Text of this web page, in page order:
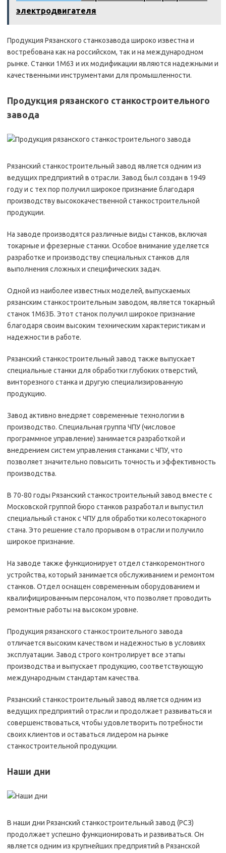
электродвигателя
Продукция Рязанского станкозавода широко известна и
востребована как на российском, так и на международном
рынке. Станки 1М63 и их модификации являются надежными и
качественными инструментами для промышленности.
Продукция рязанского станкостроительного
завода
Рязанский станкостроительный завод является одним из
ведущих предприятий в отрасли. Завод был создан в 1949
году и с тех пор получил широкое признание благодаря
производству высококачественной станкостроительной
продукции.
На заводе производятся различные виды станков, включая
токарные и фрезерные станки. Особое внимание уделяется
разработке и производству специальных станков для
выполнения сложных и специфических задач.
Одной из наиболее известных моделей, выпускаемых
рязанским станкостроительным заводом, является токарный
станок 1М63Б. Этот станок получил широкое признание
благодаря своим высоким техническим характеристикам и
надежности в работе.
Рязанский станкостроительный завод также выпускает
специальные станки для обработки глубоких отверстий,
винторезного станка и другую специализированную
продукцию.
Завод активно внедряет современные технологии в
производство. Специальная группа ЧПУ (числовое
программное управление) занимается разработкой и
внедрением систем управления станками с ЧПУ, что
позволяет значительно повысить точность и эффективность
производства.
В 70-80 годы Рязанский станкостроительный завод вместе с
Московской группой бюро станков разработал и выпустил
специальный станок с ЧПУ для обработки колесотокарного
стана. Это решение стало прорывом в отрасли и получило
широкое признание.
На заводе также функционирует отдел станкоремонтного
устройства, который занимается обслуживанием и ремонтом
станков. Отдел оснащен современным оборудованием и
квалифицированным персоналом, что позволяет проводить
ремонтные работы на высоком уровне.
Продукция рязанского станкостроительного завода
отличается высоким качеством и надежностью в условиях
эксплуатации. Завод строго контролирует все этапы
производства и выпускает продукцию, соответствующую
международным стандартам качества.
Рязанский станкостроительный завод является одним из
ведущих предприятий отрасли и продолжает развиваться и
совершенствоваться, чтобы удовлетворить потребности
своих клиентов и оставаться лидером на рынке
станкостроительной продукции.
Наши дни
В наши дни Рязанский станкостроительный завод (РСЗ)
продолжает успешно функционировать и развиваться. Он
является одним из крупнейших предприятий в Рязанской